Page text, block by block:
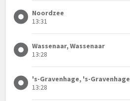
Noordzee
13:31
Wassenaar, Wassenaar
13:28
's-Gravenhage, 's-Gravenhage
13:28